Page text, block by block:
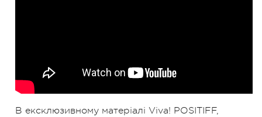
В ексклюзивному матеріалі Viva! POSITIFF,